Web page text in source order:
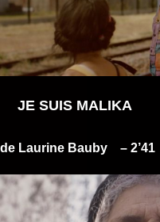
JE SUIS MALIKA
de Laurine Bauby – 2’41